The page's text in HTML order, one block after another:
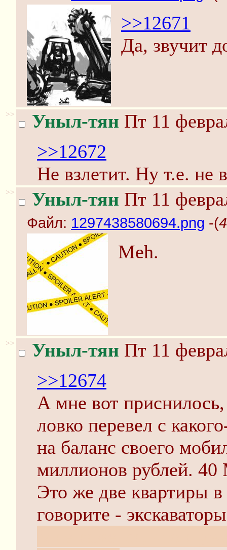
>>12671
Да, звучит
>> Уныл-тян Пт 11
>>12672
Не взлетит. Ну т.е. не
>> Уныл-тян Пт 11
Файл: 1297438580694.png -(
Meh.
>> Уныл-тян Пт 11
>>12674
А мне вот
ловко перевел с
на баланс своего
миллионов
Это же две квартиры
говорите -